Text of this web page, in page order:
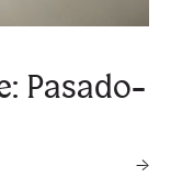
Pasado-
→